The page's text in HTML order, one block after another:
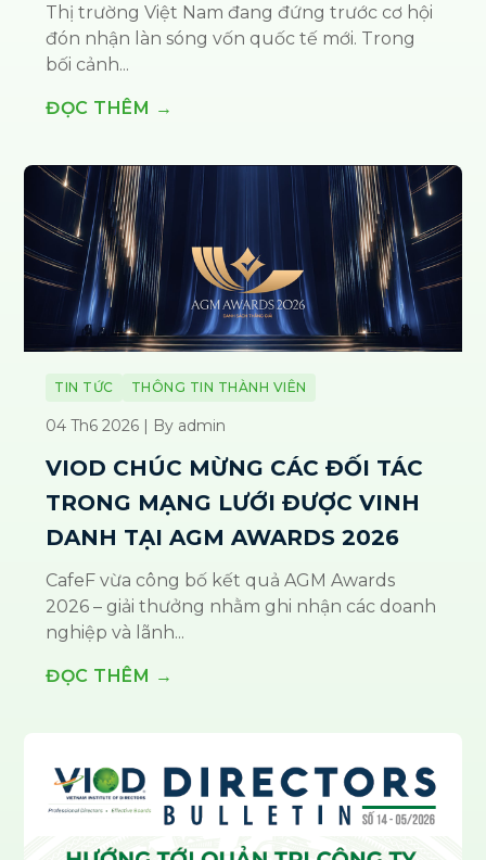
Thị trường Việt Nam đang đứng trước cơ hội
đón nhận làn sóng vốn quốc tế mới. Trong
bối cảnh...
ĐỌC THÊM →
TIN TỨC THÔNG TIN THÀNH VIÊN
04 Th6 2026 | By admin
VIOD CHÚC MỪNG CÁC ĐỐI TÁC
TRONG MẠNG LƯỚI ĐƯỢC VINH
DANH TẠI AGM AWARDS 2026
CafeF vừa công bố kết quả AGM Awards
2026 – giải thưởng nhằm ghi nhận các doanh
nghiệp và lãnh...
ĐỌC THÊM →